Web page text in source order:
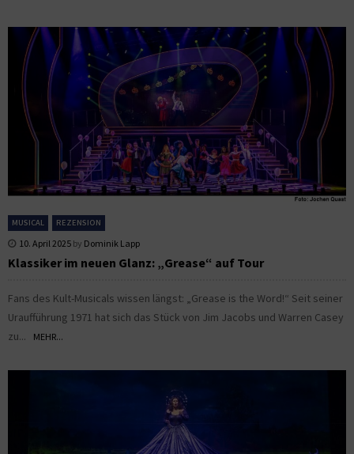
MUSICAL REZENSION
10. April 2025 by Dominik Lapp
Klassiker im neuen Glanz: „Grease“ auf Tour
Fans des Kult-Musicals wissen längst: „Grease is the Word!“ Seit seiner
Uraufführung 1971 hat sich das Stück von Jim Jacobs und Warren Casey
zu...
MEHR...